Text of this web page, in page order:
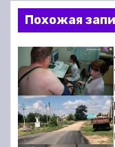
и
г
а
ц
и
Похожая